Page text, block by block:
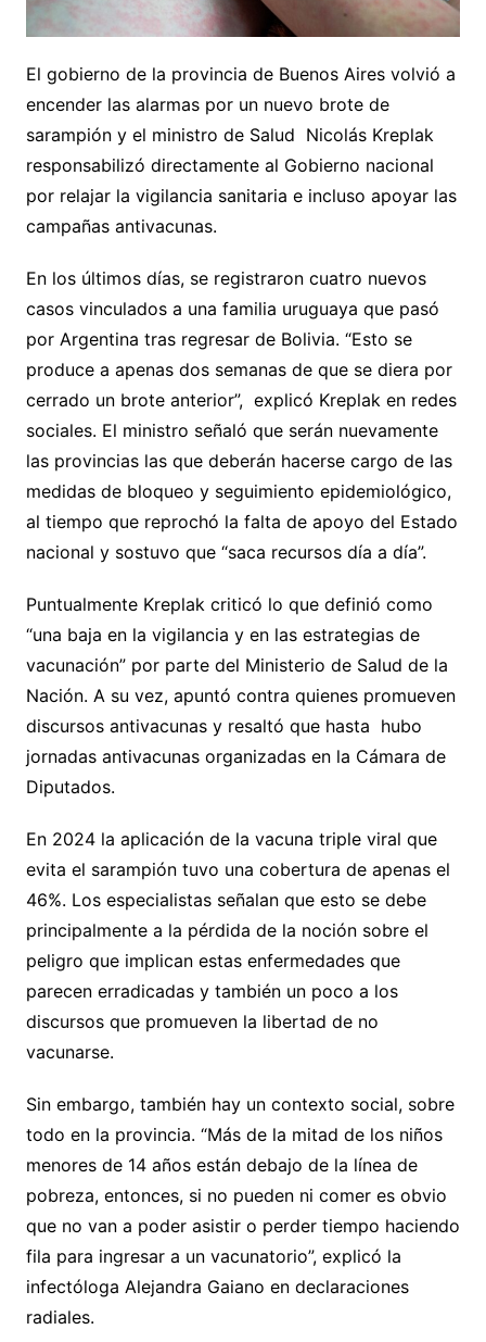
El gobierno de la provincia de Buenos Aires volvió a
encender las alarmas por un nuevo brote de
sarampión y el ministro de Salud Nicolás Kreplak
responsabilizó directamente al Gobierno nacional
por relajar la vigilancia sanitaria e incluso apoyar las
campañas antivacunas.
En los últimos días, se registraron cuatro nuevos
casos vinculados a una familia uruguaya que pasó
por Argentina tras regresar de Bolivia. “Esto se
produce a apenas dos semanas de que se diera por
cerrado un brote anterior”, explicó Kreplak en redes
sociales. El ministro señaló que serán nuevamente
las provincias las que deberán hacerse cargo de las
medidas de bloqueo y seguimiento epidemiológico,
al tiempo que reprochó la falta de apoyo del Estado
nacional y sostuvo que “saca recursos día a día”.
Puntualmente Kreplak criticó lo que definió como
“una baja en la vigilancia y en las estrategias de
vacunación” por parte del Ministerio de Salud de la
Nación. A su vez, apuntó contra quienes promueven
discursos antivacunas y resaltó que hasta hubo
jornadas antivacunas organizadas en la Cámara de
Diputados.
En 2024 la aplicación de la vacuna triple viral que
evita el sarampión tuvo una cobertura de apenas el
46%. Los especialistas señalan que esto se debe
principalmente a la pérdida de la noción sobre el
peligro que implican estas enfermedades que
parecen erradicadas y también un poco a los
discursos que promueven la libertad de no
vacunarse.
Sin embargo, también hay un contexto social, sobre
todo en la provincia. “Más de la mitad de los niños
menores de 14 años están debajo de la línea de
pobreza, entonces, si no pueden ni comer es obvio
que no van a poder asistir o perder tiempo haciendo
fila para ingresar a un vacunatorio”, explicó la
infectóloga Alejandra Gaiano en declaraciones
radiales.